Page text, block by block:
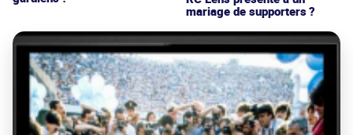
mariage de supporters ?